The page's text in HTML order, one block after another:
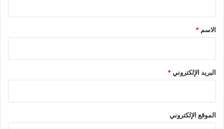
*
الاسم *
البريد الإلكتروني*
الموقع الإلكتروني